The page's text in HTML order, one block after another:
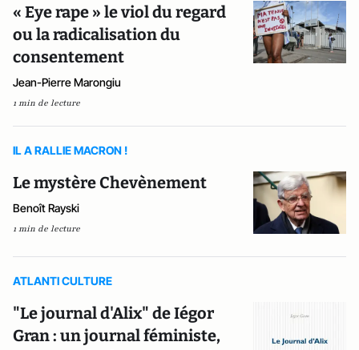
« Eye rape » le viol du regard
ou la radicalisation du
consentement
Jean-Pierre Marongiu
1 min de lecture
IL A RALLIE MACRON !
Le mystère Chevènement
Benoît Rayski
1 min de lecture
ATLANTI CULTURE
"Le journal d'Alix" de Iégor
Gran : un journal féministe,